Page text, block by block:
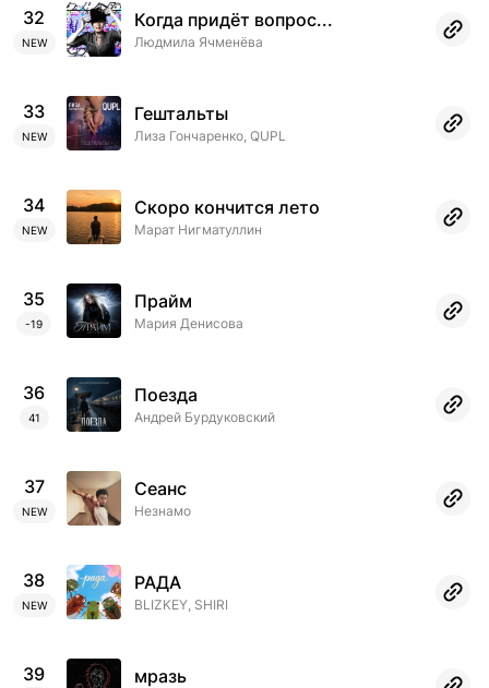
32
NEW
Когда придёт вопрос...
Людмила Ячменёва
33
NEW
Гештальты
Лиза Гончаренко, QUPL
34
NEW
Скоро кончится лето
Марат Нигматуллин
35
-19
Прайм
Мария Денисова
36
41
Поезда
Андрей Бурдуковский
37
NEW
Сеанс
Незнамо
38
NEW
РАДА
BLIZKEY, SHIRI
39 мразь